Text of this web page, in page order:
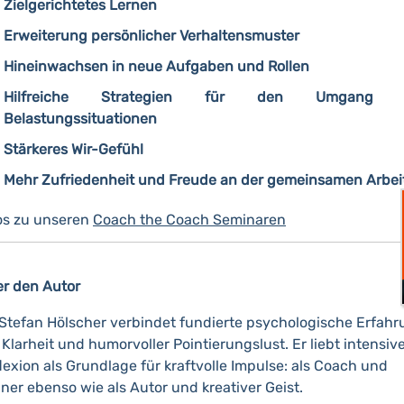
Zielgerichtetes Lernen
Erweiterung persönlicher Verhaltensmuster
Hineinwachsen in neue Aufgaben und Rollen
Hilfreiche Strategien für den Umgang
Belastungssituationen
Stärkeres Wir-Gefühl
Mehr Zufriedenheit und Freude an der gemeinsamen
zu unseren Coach the Coach Seminaren
den Autor
Hölscher verbindet fundierte psychologische
und humorvoller Pointierungslust. Er liebt
als Grundlage für kraftvolle Impulse: als Coach und
ebenso wie als Autor und kreativer Geist.